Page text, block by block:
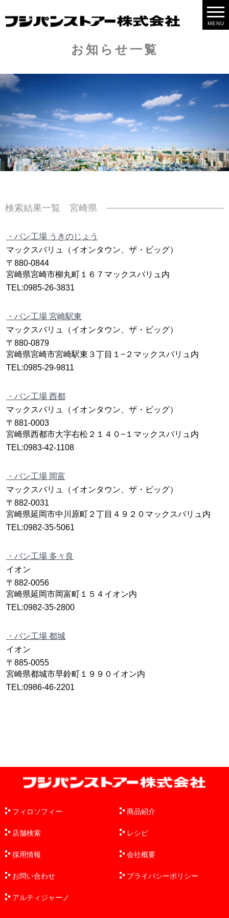
お知らせ一覧
MENU
検索結果一覧 宮崎県
・パン工場 うきのじょう
マックスバリュ（イオンタウン、ザ・ビッグ）
〒880-0844
宮崎県宮崎市柳丸町１６７マックスバリュ内
TEL:0985-26-3831
・パン工場 宮崎駅東
マックスバリュ（イオンタウン、ザ・ビッグ）
〒880-0879
宮崎県宮崎市宮崎駅東３丁目１−２マックスバリュ内
TEL:0985-29-9811
・パン工場 西都
マックスバリュ（イオンタウン、ザ・ビッグ）
〒881-0003
宮崎県西都市大字右松２１４０−１マックスバリュ内
TEL:0983-42-1108
・パン工場 岡富
マックスバリュ（イオンタウン、ザ・ビッグ）
〒882-0031
宮崎県延岡市中川原町２丁目４９２０マックスバリュ内
TEL:0982-35-5061
・パン工場 多々良
イオン
〒882-0056
宮崎県延岡市岡富町１５４イオン内
TEL:0982-35-2800
・パン工場 都城
イオン
〒885-0055
宮崎県都城市早鈴町１９９０イオン内
TEL:0986-46-2201
フィロソフィー 商品紹介
店舗検索 レシピ
採用情報 会社概要
お問い合わせ プライバシーポリシー
アルティジャーノ